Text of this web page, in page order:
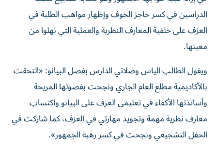
الدراسين في كسر حاجز الخوف وإظهار مواهب الطلبة في
العزف على خلفية المعارف النظرية والعملية التي نهلوا من
معينها.
ويقول الطالب الياس وصلاتي الدارس بفصل البيانو: «التحقت
بالأكاديمية مطلع العام الجاري ونجحت بفصولها المريحة
وأساتذتها الأكفاء في تعليمى العزف على البيانو واكتساب
معارف نظرية مهمة وتجويد مهارتي في العزف، كما شاركت في
الحفل التشجيعي ونجحت في كسر رهبة الجمهور».